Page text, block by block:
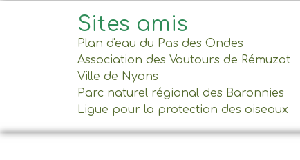
Sites amis
Plan d'eau du Pas des Ondes
Association des Vautours de Rémuzat
Ville de Nyons
Parc naturel régional des Baronnies
Ligue pour la protection des oiseaux